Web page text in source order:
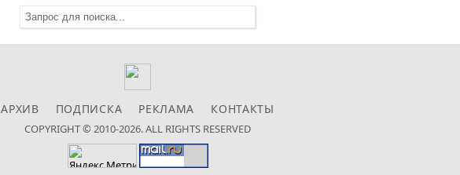
АРХИВ ПОДПИСКА РЕКЛАМА КОНТАКТЫ
COPYRIGHT © 2010-2026. ALL RIGHTS RESERVED